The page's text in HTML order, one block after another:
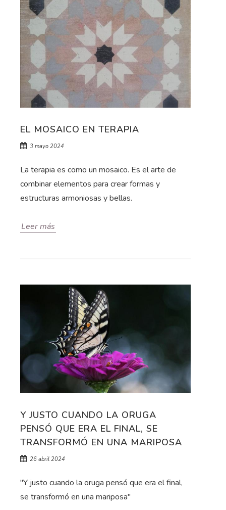
EL MOSAICO EN TERAPIA
3 mayo 2024
La terapia es como un mosaico. Es el arte de
combinar elementos para crear formas y
estructuras armoniosas y bellas.
Leer más
Y JUSTO CUANDO LA ORUGA
PENSÓ QUE ERA EL FINAL, SE
TRANSFORMÓ EN UNA MARIPOSA
26 abril 2024
"Y justo cuando la oruga pensó que era el final,
se transformó en una mariposa"